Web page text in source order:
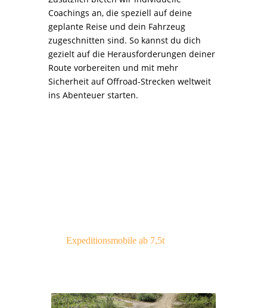
Coachings an, die speziell auf deine
geplante Reise und dein Fahrzeug
zugeschnitten sind. So kannst du dich
gezielt auf die Herausforderungen deiner
Route vorbereiten und mit mehr
Sicherheit auf Offroad-Strecken weltweit
ins Abenteuer starten.
Expeditionsmobile ab 7,5t